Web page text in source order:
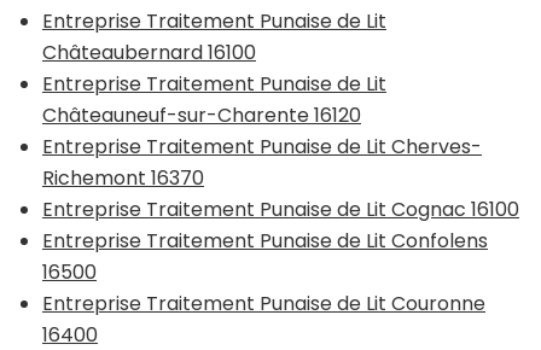
Entreprise Traitement Punaise de Lit
Châteaubernard 16100
Entreprise Traitement Punaise de Lit
Châteauneuf-sur-Charente 16120
Entreprise Traitement Punaise de Lit Cherves-
Richemont 16370
Entreprise Traitement Punaise de Lit Cognac 16100
Entreprise Traitement Punaise de Lit Confolens
16500
Entreprise Traitement Punaise de Lit Couronne
16400